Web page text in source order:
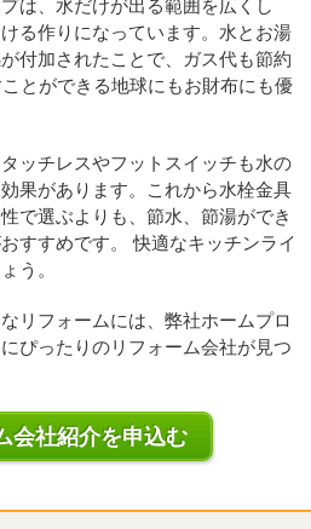
は、水だけが出る範囲を広くし
る作りになっています。水とお湯
付加されたことで、ガス代も節約
とができる地球にもお財布にも優
ッチレスやフットスイッチも水の
果があります。これから水栓金具
で選ぶよりも、節水、節湯ができ
すすめです。 快適なキッチンライ
う。
リフォームには、弊社ホームプロ
ぴったりのリフォーム会社が見つ
会社紹介を申込む